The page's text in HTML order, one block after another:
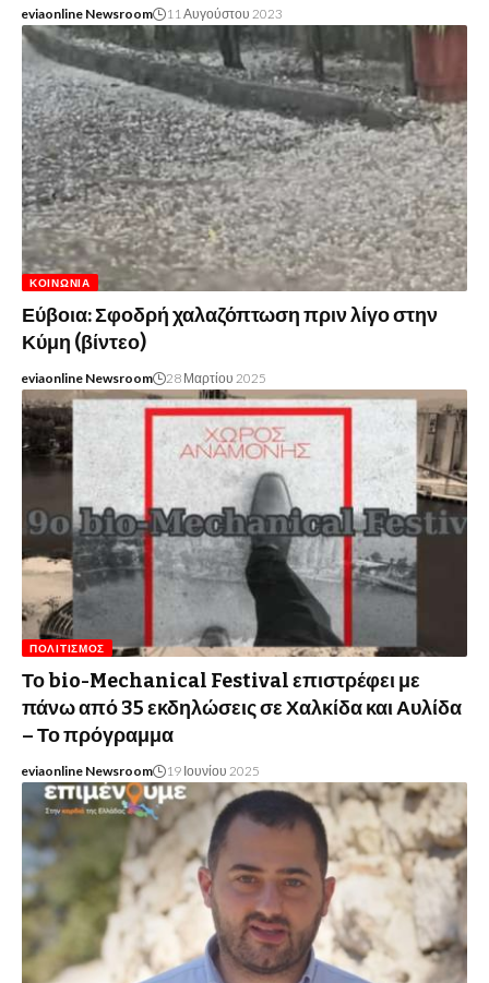
eviaonline Newsroom 11 Αυγούστου 2023
ΚΟΙΝΩΝΊΑ
Εύβοια: Σφοδρή χαλαζόπτωση πριν λίγο στην
Κύμη (βίντεο)
eviaonline Newsroom 28 Μαρτίου 2025
ΠΟΛΙΤΙΣΜΌΣ
Το bio-Mechanical Festival επιστρέφει με
πάνω από 35 εκδηλώσεις σε Χαλκίδα και Αυλίδα
– Το πρόγραμμα
eviaonline Newsroom 19 Ιουνίου 2025